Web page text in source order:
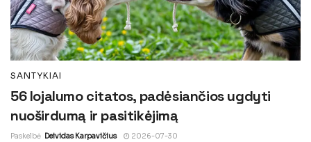
SANTYKIAI
56 lojalumo citatos, padėsiančios ugdyti
nuoširdumą ir pasitikėjimą
Paskelbė Deividas Karpavičius 2026-07-30